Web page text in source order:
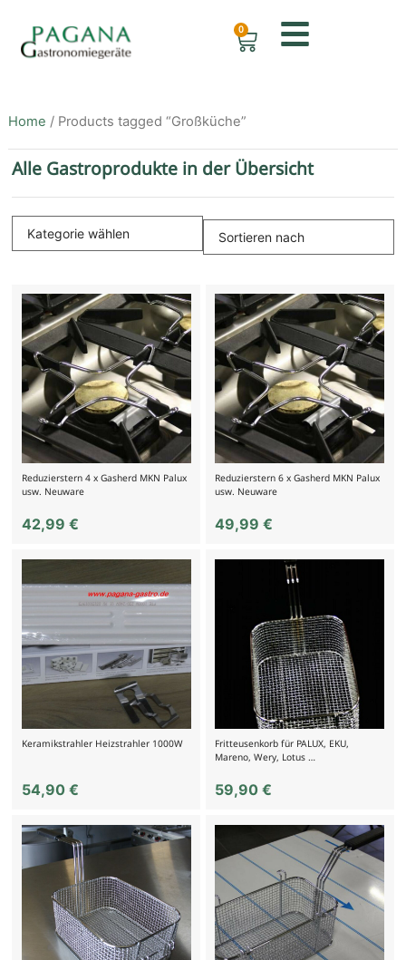
0
Home / Products tagged “Großküche”
Alle Gastroprodukte in der Übersicht
Reduzierstern 4 x Gasherd MKN Palux
usw. Neuware
42,99 €
Reduzierstern 6 x Gasherd MKN Palux
usw. Neuware
49,99€
Keramikstrahler Heizstrahler 1000W
54,90 €
Fritteusenkorb für PALUX, EKU,
Mareno, Wery, Lotus …
59,90€